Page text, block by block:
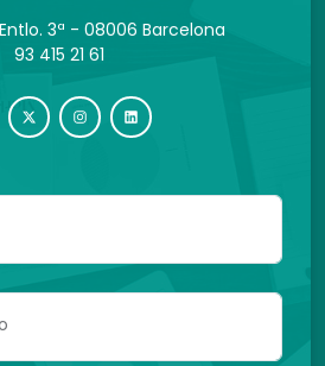
3ª - 08006 Barcelona
93 415 21 61